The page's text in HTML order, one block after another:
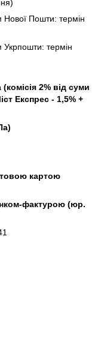
Нової Пошти: термін
Укрпошти: термін
2% від суми
Експрес - 1,5% +
картою
фактурою (юр.